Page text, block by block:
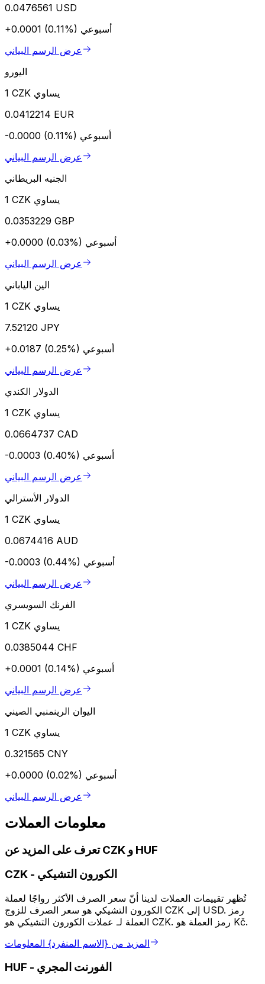
0.0476561 USD
+0.0001 (0.11%) أسبوعي
عرض الرسم البياني
اليورو
1 CZK يساوي
0.0412214 EUR
-0.0000 (0.11%) أسبوعي
عرض الرسم البياني
الجنيه البريطاني
1 CZK يساوي
0.0353229 GBP
+0.0000 (0.03%) أسبوعي
عرض الرسم البياني
الين الياباني
1 CZK يساوي
7.52120 JPY
+0.0187 (0.25%) أسبوعي
عرض الرسم البياني
الدولار الكندي
1 CZK يساوي
0.0664737 CAD
-0.0003 (0.40%) أسبوعي
عرض الرسم البياني
الدولار الأسترالي
1 CZK يساوي
0.0674416 AUD
-0.0003 (0.44%) أسبوعي
عرض الرسم البياني
الفرنك السويسري
1 CZK يساوي
0.0385044 CHF
+0.0001 (0.14%) أسبوعي
عرض الرسم البياني
اليوان الرينمنبي الصيني
1 CZK يساوي
0.321565 CNY
+0.0000 (0.02%) أسبوعي
عرض الرسم البياني
معلومات العملات
تعرف على المزيد عن CZK و HUF
CZK - الكورون التشيكي
تُظهر تقييمات العملات لدينا أنّ سعر الصرف الأكثر رواجًا لعملة
الكورون التشيكي هو سعر الصرف للزوج CZK إلى USD. رمز
العملة لـ عملات الكورون التشيكي هو CZK. رمز العملة هو Kč.
المزيد من {الاسم المنفرد} المعلومات
HUF - الفورنت المجري